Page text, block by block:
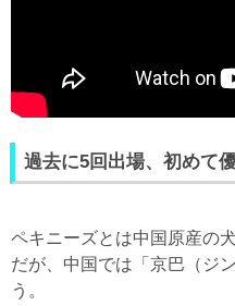
過去に5回出場、初めて
ペキニーズとは中国原産の
だが、中国では「京巴（ジ
う。